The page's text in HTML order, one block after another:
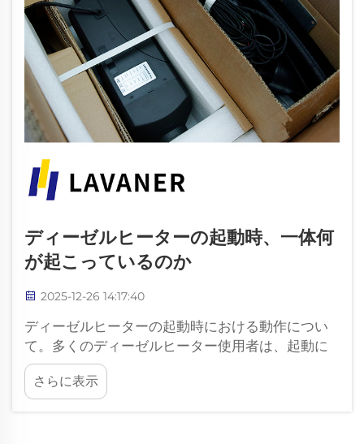
ディーゼルヒーターの起動時、一体何
が起こっているのか
2025-12-26 14:17:40
ディーゼルヒーターの起動時における動作につい
て。多くのディーゼルヒーター使用者は、起動に
少し時間がかかり、温風が吹き出すまでにいくつ
かのステップを経ることに気づきます。この挙動
は正常であり、ヒーターが安全で安定した運転を
さらに表示